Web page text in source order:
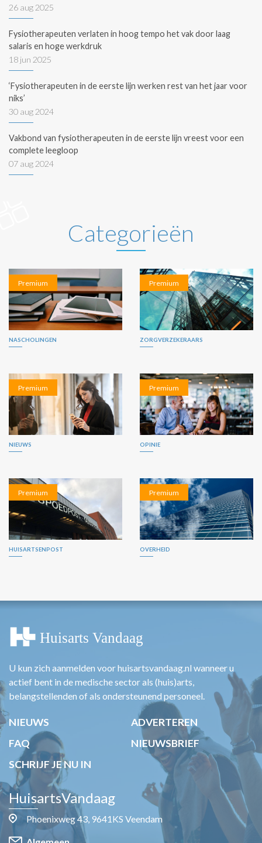
26 aug 2025
Fysiotherapeuten verlaten in hoog tempo het vak door laag
salaris en hoge werkdruk
18 jun 2025
‘Fysiotherapeuten in de eerste lijn werken rest van het jaar voor
niks’
30 aug 2024
Vakbond van fysiotherapeuten in de eerste lijn vreest voor een
complete leegloop
07 aug 2024
Categorieën
Premium
NASCHOLINGEN
Premium
ZORGVERZEKERAARS
Premium
NIEUWS
Premium
OPINIE
Premium
HUISARTSENPOST
Premium
OVERHEID
U kun zich aanmelden voor huisartsvandaag.nl wanneer u
actief bent in de medische sector als (huis)arts,
belangstellenden of als ondersteunend personeel.
NIEUWS
ADVERTEREN
FAQ
NIEUWSBRIEF
SCHRIJF JE NU IN
HuisartsVandaag
Phoenixweg 43, 9641KS Veendam